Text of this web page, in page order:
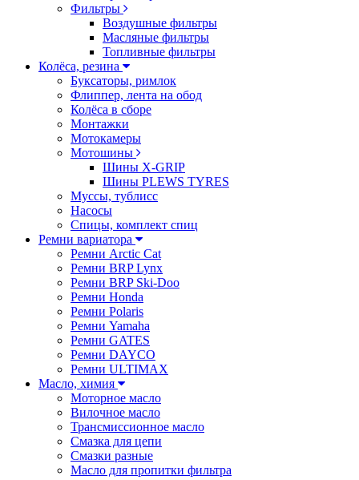
Фильтры
Воздушные фильтры
Масляные фильтры
Топливные фильтры
Колёса, резина
Буксаторы, римлок
Флиппер, лента на обод
Колёса в сборе
Монтажки
Мотокамеры
Мотошины
Шины X-GRIP
Шины PLEWS TYRES
Муссы, тублисс
Насосы
Спицы, комплект спиц
Ремни вариатора
Ремни Arctic Cat
Ремни BRP Lynx
Ремни BRP Ski-Doo
Ремни Honda
Ремни Polaris
Ремни Yamaha
Ремни GATES
Ремни DAYCO
Ремни ULTIMAX
Масло, химия
Моторное масло
Вилочное масло
Трансмиссионное масло
Смазка для цепи
Смазки разные
Масло для пропитки фильтра